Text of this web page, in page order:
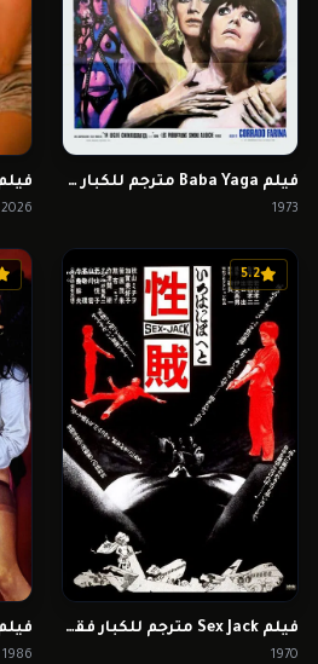
فيلم Baba Yaga مترجم للكبار فقط
1973
2026
5.2
فيلم Sex Jack مترجم للكبار فقط
1970
1986